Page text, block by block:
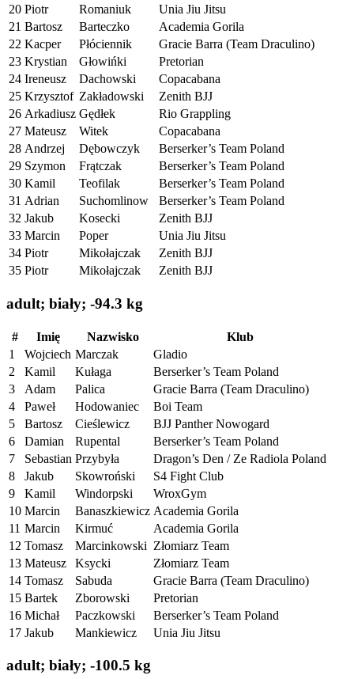
20 Piotr Romaniuk
Unia Jiu Jitsu
21 Bartosz Barteczko
Academia Gorila
22 Kacper Płóciennik
Gracie Barra (Team Draculino)
23 Krystian Głowińki
Pretorian
24 Ireneusz Dachowski
Copacabana
25 Krzysztof Zakładowski
Zenith BJJ
26 Arkadiusz Gędłek
Rio Grappling
27 Mateusz Witek
Copacabana
28 Andrzej Dębowczyk
Berserker’s Team Poland
29 Szymon Frątczak
Berserker’s Team Poland
30 Kamil Teofilak
Berserker’s Team Poland
31 Adrian Suchomlinow
Berserker’s Team Poland
32 Jakub Kosecki
Zenith BJJ
33 Marcin Poper
Unia Jiu Jitsu
34 Piotr Mikołajczak
Zenith BJJ
35 Piotr Mikołajczak Zenith BJJ
adult; biały; -94.3 kg
# Imię Nazwisko
Klub
1
Wojciech Marczak
Gladio
2
Kamil Kułaga
Berserker’s Team Poland
3
Adam Palica
Gracie Barra (Team Draculino)
4
Paweł Hodowaniec
Boi Team
5
Bartosz Cieślewicz
BJJ Panther Nowogard
6
Damian Rupental
Berserker’s Team Poland
7
Sebastian Przybyła
Dragon’s Den / Ze Radiola Poland
8
Jakub Skowroński
S4 Fight Club
9
Kamil Windorpski
WroxGym
10 Marcin Banaszkiewicz Academia Gorila
11 Marcin Kirmuć
Academia Gorila
12 Tomasz Marcinkowski Złomiarz Team
13 Mateusz Ksycki
Złomiarz Team
14 Tomasz Sabuda
Gracie Barra (Team Draculino)
15 Bartek Zborowski
Pretorian
16 Michał Paczkowski
Berserker’s Team Poland
17 Jakub Mankiewicz Unia Jiu Jitsu
adult; biały; -100.5 kg